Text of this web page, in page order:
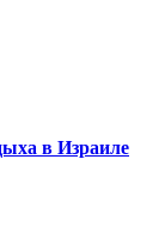
в Израиле